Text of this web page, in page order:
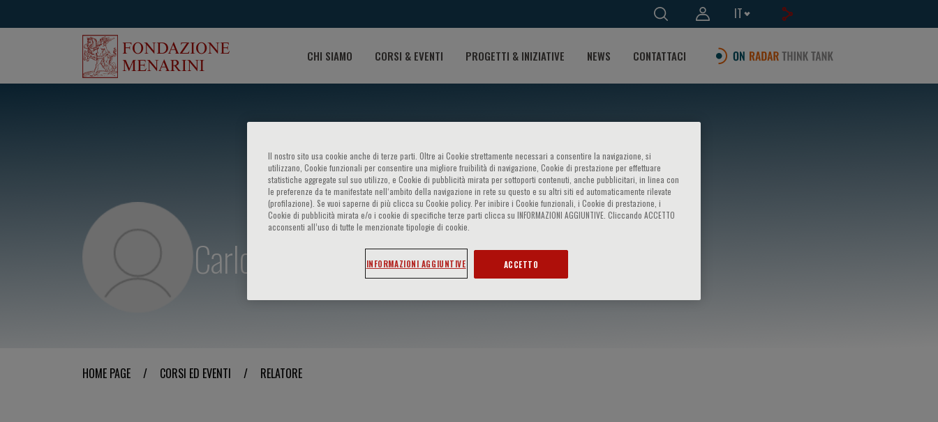
IT
CHI SIAMO CORSI & EVENTI PROGETTI & INIZIATIVE NEWS CONTATTACI
Carlo Dionisi Vici
HOME PAGE / CORSI ED EVENTI / RELATORE
Il nostro sito usa cookie anche di terze parti. Oltre ai Cookie strettamente necessari a consentire la navigazione, si
utilizzano, Cookie funzionali per consentire una migliore fruibilità di navigazione, Cookie di prestazione per effettuare
statistiche aggregate sul suo utilizzo, e Cookie di pubblicità mirata per sottoporti contenuti, anche pubblicitari, in linea con
le preferenze da te manifestate nell‘ambito della navigazione in rete su questo e su altri siti ed automaticamente rilevate
(profilazione). Se vuoi saperne di più clicca su Cookie policy. Per inibire i Cookie funzionali, i Cookie di prestazione, i
Cookie di pubblicità mirata e/o i cookie di specifiche terze parti clicca su INFORMAZIONI AGGIUNTIVE. Cliccando ACCETTO
acconsenti all’uso di tutte le menzionate tipologie di cookie.
INFORMAZIONI AGGIUNTIVE ACCETTO